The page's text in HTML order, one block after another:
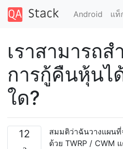
Android แท็
เราสามารถ
การกู้คืนหุ้นไ
ใด?
12
สมมติว่าฉันวางแผน
ด้วย TWRP / CWM